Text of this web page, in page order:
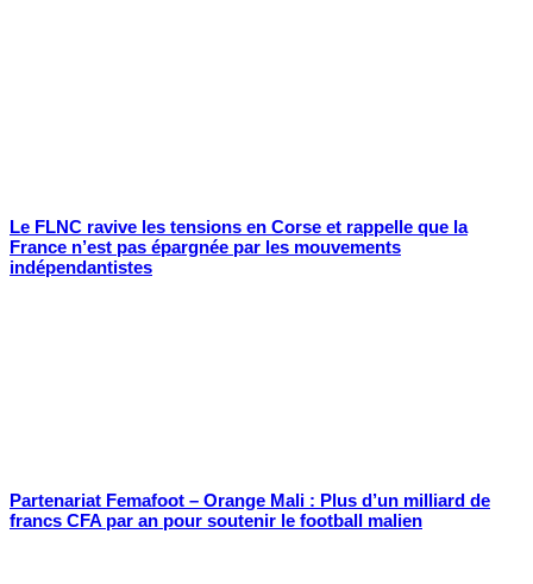
Le FLNC ravive les tensions en Corse et rappelle que la
France n’est pas épargnée par les mouvements
indépendantistes
Partenariat Femafoot – Orange Mali : Plus d’un milliard de
francs CFA par an pour soutenir le football malien